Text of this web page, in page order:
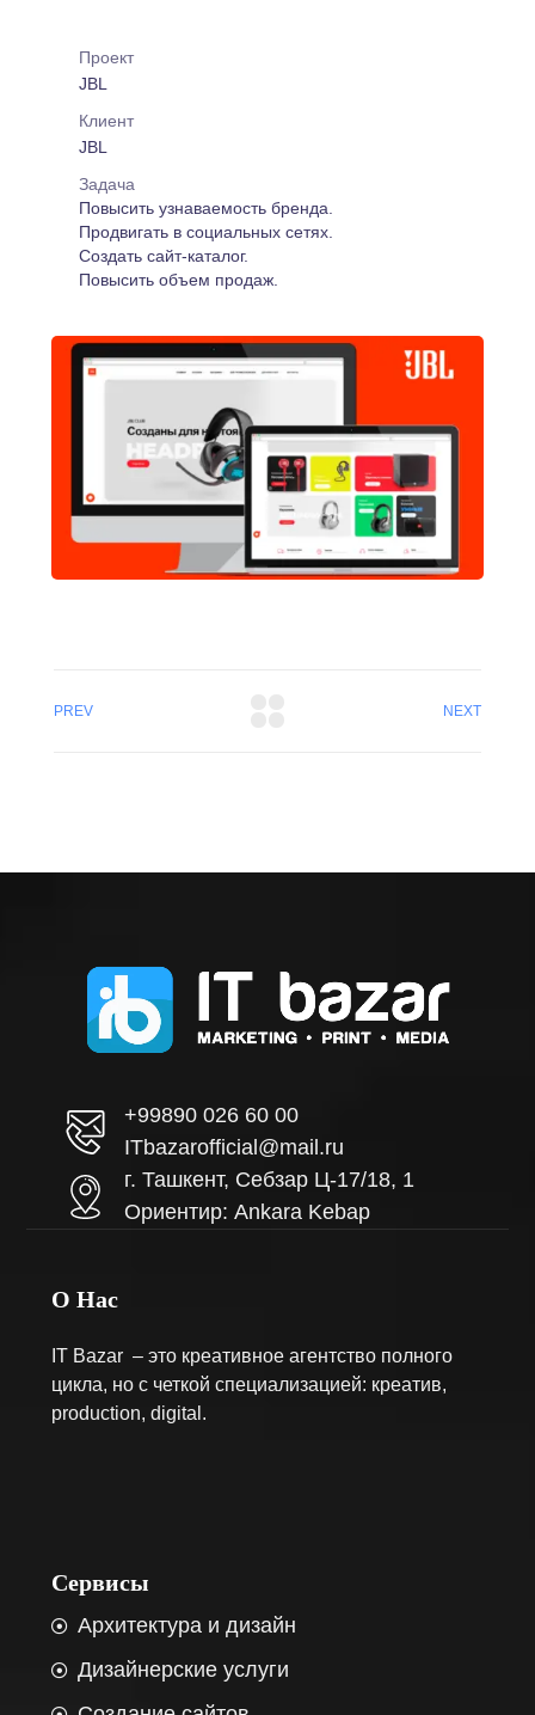
Проект
JBL
Клиент
JBL
Задача
Повысить узнаваемость бренда.
Продвигать в социальных сетях.
Создать сайт-каталог.
Повысить объем продаж.
PREV NEXT
+99890 026 60 00
ITbazarofficial@mail.ru
г. Ташкент, Себзар Ц-17/18, 1
Ориентир: Ankara Kebap
О Нас
IT Bazar – это креативное агентство полного
цикла, но с четкой специализацией: креатив,
production, digital.
Сервисы
Архитектура и дизайн
Дизайнерские услуги